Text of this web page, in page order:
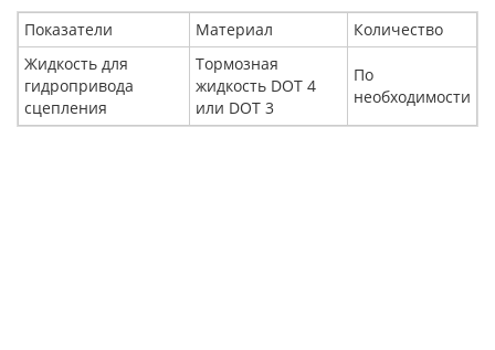
Показатели Материал
Количество
Жидкость для
гидропривода
сцепления
Тормозная
жидкость DOT 4
или DOT 3
По
необходимости